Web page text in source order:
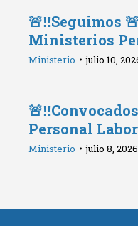
🚨‼️Seguimos
Ministerios
Ministerio julio 10,
Personal
Ministerio julio 8, 2026